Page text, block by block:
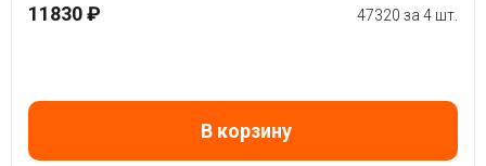
11830 ₽ 47320 за 4 шт.
В корзину